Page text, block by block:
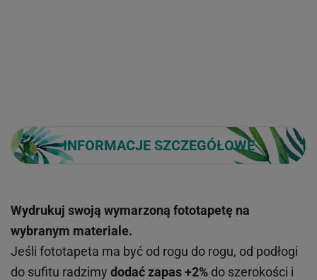
INFORMACJE SZCZEGÓŁOWE
Wydrukuj swoją wymarzoną fototapetę na
wybranym materiale.
Jeśli fototapeta ma być od rogu do rogu, od podłogi
do sufitu radzimy dodać zapas +2% do szerokości i